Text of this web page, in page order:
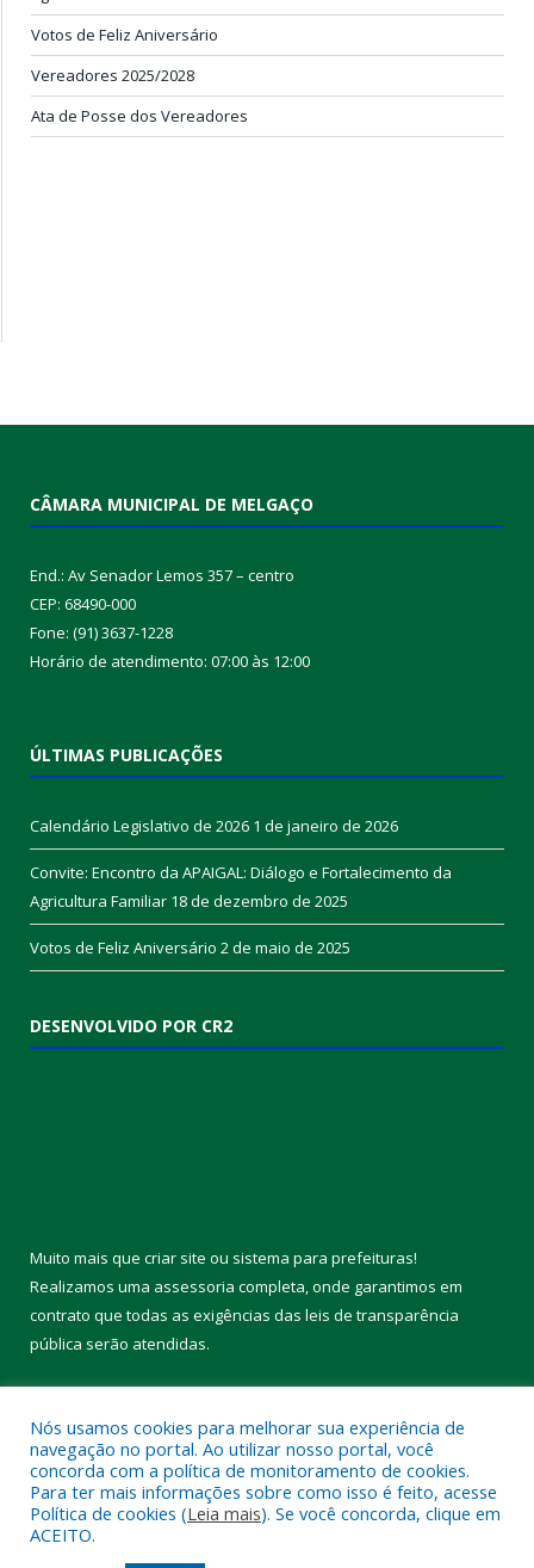
Votos de Feliz Aniversário
Vereadores 2025/2028
Ata de Posse dos Vereadores
CÂMARA MUNICIPAL DE MELGAÇO
End.: Av Senador Lemos 357 – centro
CEP: 68490-000
Fone: (91) 3637-1228
Horário de atendimento: 07:00 às 12:00
ÚLTIMAS PUBLICAÇÕES
Calendário Legislativo de 2026 1 de janeiro de 2026
Convite: Encontro da APAIGAL: Diálogo e Fortalecimento da
Agricultura Familiar 18 de dezembro de 2025
Votos de Feliz Aniversário 2 de maio de 2025
DESENVOLVIDO POR CR2
Muito mais que criar site ou sistema para prefeituras!
Realizamos uma assessoria completa, onde garantimos em
contrato que todas as exigências das leis de transparência
pública serão atendidas.
Todos os direitos reservados a Câmara Municipal de Melgaço.
Nós usamos cookies para melhorar sua experiência de
navegação no portal. Ao utilizar nosso portal, você
concorda com a política de monitoramento de cookies.
Para ter mais informações sobre como isso é feito, acesse
Política de cookies (Leia mais). Se você concorda, clique em
ACEITO.